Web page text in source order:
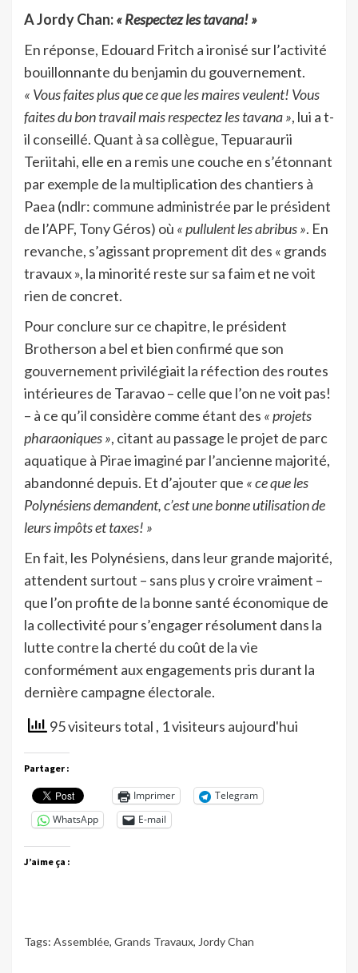
A Jordy Chan:« Respectez les tavana! »
En réponse, Edouard Fritch a ironisé sur l’activité
bouillonnante du benjamin du gouvernement.
« Vous faites plus que ce que les maires veulent! Vous
faites du bon travail mais respectez les tavana », lui a t-
il conseillé. Quant à sa collègue, Tepuaraurii
Teriitahi, elle en a remis une couche en s’étonnant
par exemple de la multiplication des chantiers à
Paea (ndlr: commune administrée par le président
de l’APF, Tony Géros) où « pullulent les abribus ». En
revanche, s’agissant proprement dit des « grands
travaux », la minorité reste sur sa faim et ne voit
rien de concret.
Pour conclure sur ce chapitre, le président
Brotherson a bel et bien confirmé que son
gouvernement privilégiait la réfection des routes
intérieures de Taravao – celle que l’on ne voit pas!
– à ce qu’il considère comme étant des « projets
pharaoniques », citant au passage le projet de parc
aquatique à Pirae imaginé par l’ancienne majorité,
abandonné depuis. Et d’ajouter que « ce que les
Polynésiens demandent, c’est une bonne utilisation de
leurs impôts et taxes! »
En fait, les Polynésiens, dans leur grande majorité,
attendent surtout – sans plus y croire vraiment –
que l’on profite de la bonne santé économique de
la collectivité pour s’engager résolument dans la
lutte contre la cherté du coût de la vie
conformément aux engagements pris durant la
dernière campagne électorale.
95 visiteurs total , 1 visiteurs aujourd'hui
Partager :
Imprimer
Telegram
WhatsApp
E-mail
J’aime ça :
Tags: Assemblée, Grands Travaux, Jordy Chan